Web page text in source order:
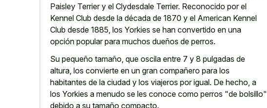
Paisley Terrier y el Clydesdale Terrier. Reconocido por el
Kennel Club desde la década de 1870 y el American Kennel
Club desde 1885, los Yorkies se han convertido en una
opción popular para muchos dueños de perros.
Su pequeño tamaño, que oscila entre 7 y 8 pulgadas de
altura, los convierte en un gran compañero para los
habitantes de la ciudad y los viajeros por igual. De hecho, a
los Yorkies a menudo se les conoce como perros "de bolsillo"
debido a su tamaño compacto.